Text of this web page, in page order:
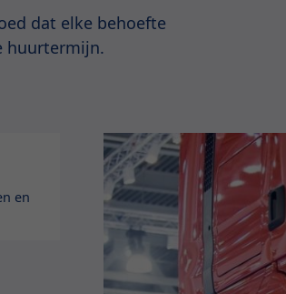
dat elke behoefte
huurtermijn.
en